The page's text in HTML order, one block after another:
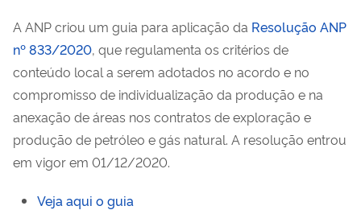
A ANP criou um guia para aplicação da Resolução ANP
nº 833/2020, que regulamenta os critérios de
conteúdo local a serem adotados no acordo e no
compromisso de individualização da produção e na
anexação de áreas nos contratos de exploração e
produção de petróleo e gás natural. A resolução entrou
em vigor em 01/12/2020.
Veja aqui o guia